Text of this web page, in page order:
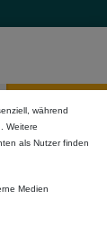
während
Weitere
als Nutzer finden
Medien